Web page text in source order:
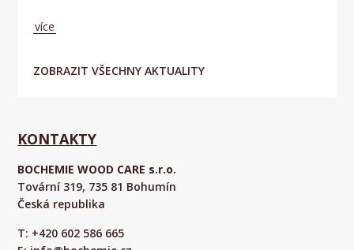
ZOBRAZIT VŠECHNY AKTUALITY
více
KONTAKTY
BOCHEMIE WOOD CARE s.r.o.
Tovární 319, 735 81 Bohumín
Česká republika
T: +420 602 586 665